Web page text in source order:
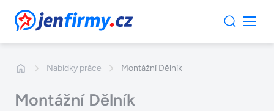
JenFirmy.cz
Nabídky práce Montážní Dělník
Montážní Dělník